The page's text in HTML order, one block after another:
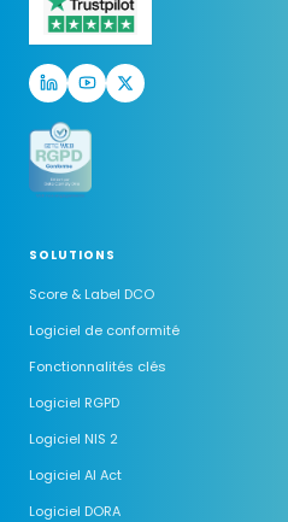
SOLUTIONS
Score & Label DCO
Logiciel de conformité
Fonctionnalités clés
Logiciel RGPD
Logiciel NIS 2
Logiciel AI Act
Logiciel DORA